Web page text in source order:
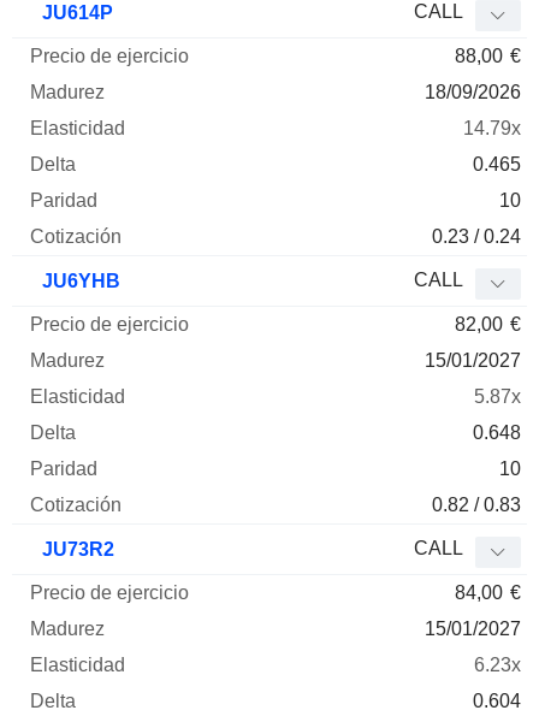
JU614P CALL
88,00 €
18/09/2026
14.79x
0.465
10
0.23 / 0.24
JU6YHB CALL
82,00 €
15/01/2027
5.87x
0.648
10
0.82 / 0.83
JU73R2 CALL
84,00 €
15/01/2027
6.23x
0.604